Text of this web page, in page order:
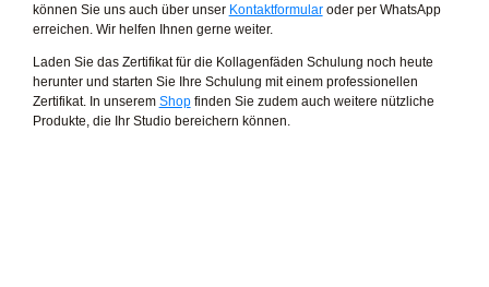
können Sie uns auch über unser Kontaktformularoder per WhatsApp
erreichen. Wir helfen Ihnen gerne weiter.
Laden Sie das Zertifikat für die Kollagenfäden Schulung noch heute
herunter und starten Sie Ihre Schulung mit einem professionellen
Zertifikat. In unserem Shopfinden Sie zudem auch weitere nützliche
Produkte, die Ihr Studio bereichern können.